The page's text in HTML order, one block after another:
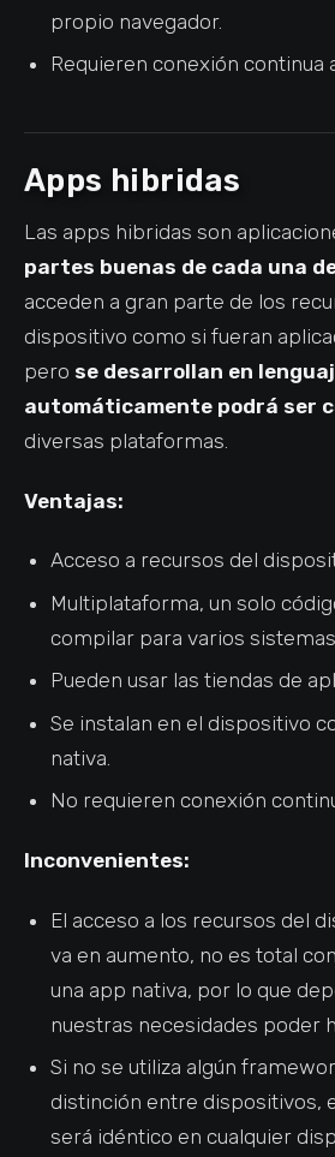
propio navegador.
Requieren conexión continua
Apps hibridas
Las apps hibridas son
partes buenas de cada una
acceden a gran parte de los
dispositivo como si fueran
pero se desarrollan en
automáticamente podrá ser
diversas plataformas.
Ventajas:
Acceso a recursos del
Multiplataforma, un solo
compilar para varios
Pueden usar las tiendas de
Se instalan en el dispositivo
nativa.
No requieren conexión
Inconvenientes:
El acceso a los recursos del
va en aumento, no es total
una app nativa, por lo que
nuestras necesidades poder
Si no se utiliza algún
distinción entre dispositivos,
será idéntico en cualquier